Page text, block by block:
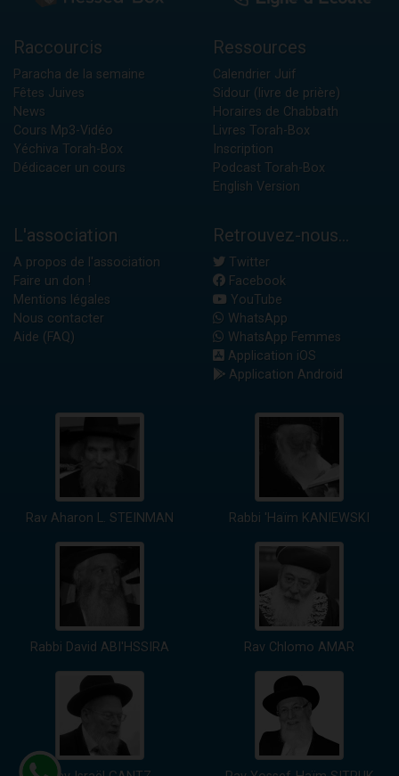
Raccourcis
Paracha de la semaine
Fêtes Juives
News
Cours Mp3-Vidéo
Yéchiva Torah-Box
Dédicacer un cours
Ressources
Calendrier Juif
Sidour (livre de prière)
Horaires de Chabbath
Livres Torah-Box
Inscription
Podcast Torah-Box
English Version
L'association
A propos de l'association
Faire un don !
Mentions légales
Nous contacter
Aide (FAQ)
Retrouvez-nous...
Twitter
Facebook
YouTube
WhatsApp
WhatsApp Femmes
Application iOS
Application Android
Rav Aharon L. STEINMAN Rabbi 'Haïm KANIEWSKI
Rabbi David ABI'HSSIRA Rav Chlomo AMAR